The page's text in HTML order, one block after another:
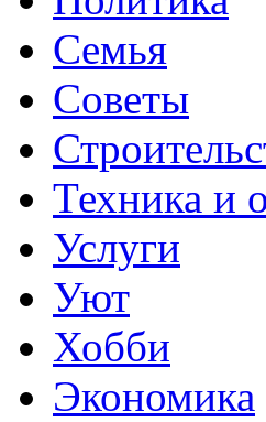
Семья
Советы
Техника и
Услуги
Уют
Хобби
Экономика